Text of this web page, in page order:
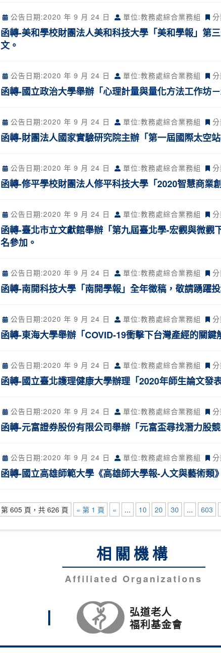
公告日期:2020 年 9 月 24 日 單位:教務處綜合業務組
函轉-美和學校財團法人美和科技大學「美和學報」第
文。
公告日期:2020 年 9 月 24 日 單位:教務處綜合業務組
函轉-國立政治大學舉辦「心理計量與量化方法工作坊
公告日期:2020 年 9 月 24 日 單位:教務處綜合業務組
函轉-財團法人國家實驗研究院主辦「第一屆國際太空
公告日期:2020 年 9 月 24 日 單位:教務處綜合業務組
函轉-修平學校財團法人修平科技大學「2020智慧商業
公告日期:2020 年 9 月 24 日 單位:教務處綜合業務組
函轉-臺北市立文獻館舉辦「第九屆臺北學-宏觀與微
名參加。
公告日期:2020 年 9 月 24 日 單位:教務處綜合業務組
函轉-南開科技大學「南開學報」全年徵稿，敬請踴躍投
公告日期:2020 年 9 月 24 日 單位:教務處綜合業務組
函轉-東海大學舉辦「COVID-19衝擊下台灣產經的關
公告日期:2020 年 9 月 24 日 單位:教務處綜合業務組
函轉-國立臺北護理健康大學辦理「2020年師生論文發
公告日期:2020 年 9 月 24 日 單位:教務處綜合業務組
函轉-元富證券股份有限公司舉辦「元富盃尋找潛力股
公告日期:2020 年 9 月 24 日 單位:教務處綜合業務組
函轉-國立高雄師範大學《高雄師大學報-人文與藝術類
第 605 頁，共 626 頁 « 第 1 頁 « ... 10 20 30 ... 603
相關機構
Affiliated Organizations
弘道老人
福利基金會